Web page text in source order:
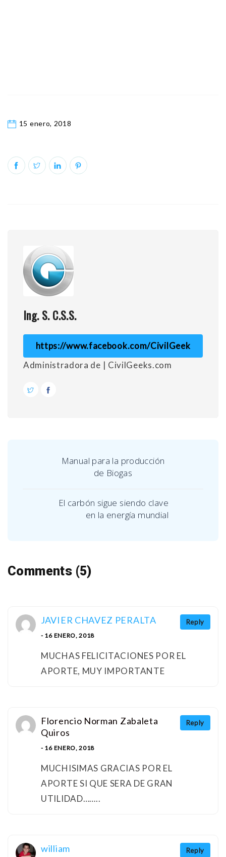
15 enero, 2018
Ing. S. C.S.S.
https://www.facebook.com/CivilGeek
Administradora de | CivilGeeks.com
Manual para la producción
de Biogas
El carbón sigue siendo clave
en la energía mundial
Comments (5)
Reply
JAVIER CHAVEZ PERALTA
- 16 ENERO, 2018
MUCHAS FELICITACIONES POR EL
APORTE, MUY IMPORTANTE
Reply
Florencio Norman Zabaleta
Quiros
- 16 ENERO, 2018
MUCHISIMAS GRACIAS POR EL
APORTE SI QUE SERA DE GRAN
UTILIDAD……..
Reply
william